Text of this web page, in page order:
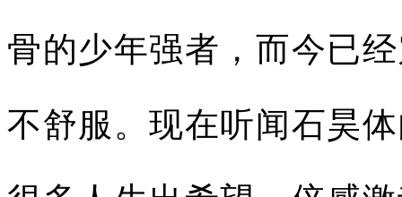
骨的少年强者，而今已
不舒服。现在听闻石昊